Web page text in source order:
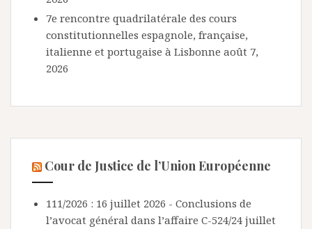
7e rencontre quadrilatérale des cours
constitutionnelles espagnole, française,
italienne et portugaise à Lisbonne août 7,
2026
Cour de Justice de l’Union Européenne
111/2026 : 16 juillet 2026 - Conclusions de
l’avocat général dans l’affaire C-524/24 juillet